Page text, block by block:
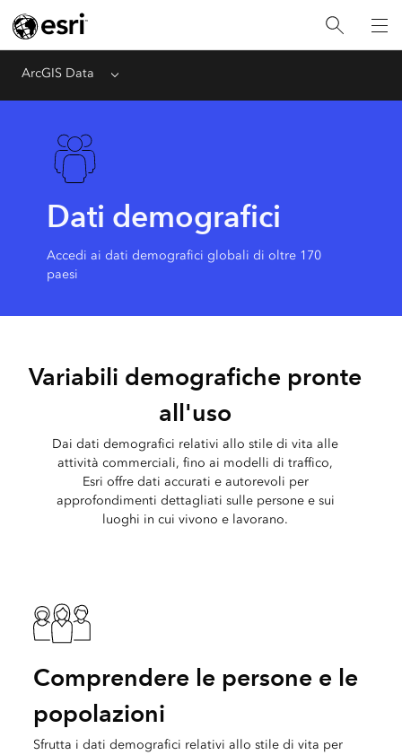
ArcGIS Data Menu
Dati demografici
Accedi ai dati demografici globali di oltre 170
paesi
Variabili demografiche pronte
all'uso
Dai dati demografici relativi allo stile di vita alle
attività commerciali, fino ai modelli di traffico,
Esri offre dati accurati e autorevoli per
approfondimenti dettagliati sulle persone e sui
luoghi in cui vivono e lavorano.
Comprendere le persone e le
popolazioni
Sfrutta i dati demografici relativi allo stile di vita per